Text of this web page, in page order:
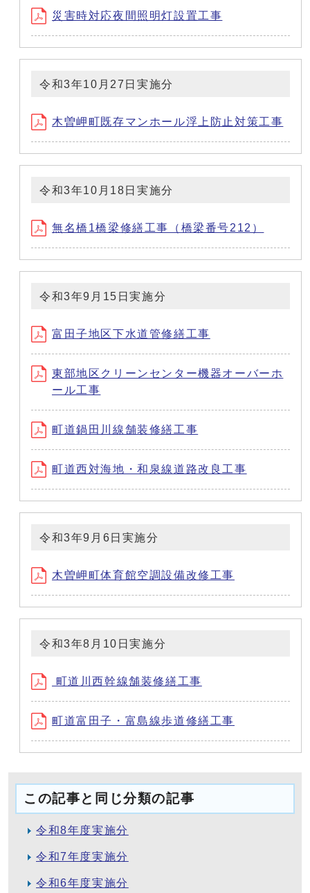
災害時対応夜間照明灯設置工事
令和3年10月27日実施分
木曽岬町既存マンホール浮上防止対策工事
令和3年10月18日実施分
無名橋1橋梁修繕工事（橋梁番号212）
令和3年9月15日実施分
富田子地区下水道管修繕工事
東部地区クリーンセンター機器オーバーホ
ール工事
町道鍋田川線舗装修繕工事
町道西対海地・和泉線道路改良工事
令和3年9月6日実施分
木曽岬町体育館空調設備改修工事
令和3年8月10日実施分
町道川西幹線舗装修繕工事
町道富田子・富島線歩道修繕工事
この記事と同じ分類の記事
令和8年度実施分
令和7年度実施分
令和6年度実施分